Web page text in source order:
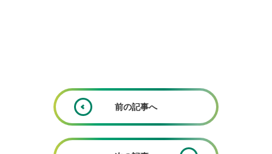
前の記事へ